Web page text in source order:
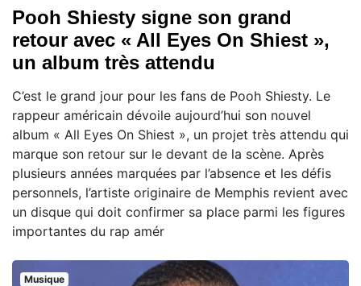
Pooh Shiesty signe son grand
retour avec « All Eyes On Shiest »,
un album très attendu
C’est le grand jour pour les fans de Pooh Shiesty. Le
rappeur américain dévoile aujourd’hui son nouvel
album « All Eyes On Shiest », un projet très attendu qui
marque son retour sur le devant de la scène. Après
plusieurs années marquées par l’absence et les défis
personnels, l’artiste originaire de Memphis revient avec
un disque qui doit confirmer sa place parmi les figures
importantes du rap amér
Musique